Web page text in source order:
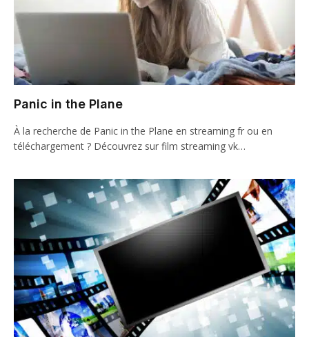
Panic in the Plane
À la recherche de Panic in the Plane en streaming fr ou en
téléchargement ? Découvrez sur film streaming vk…